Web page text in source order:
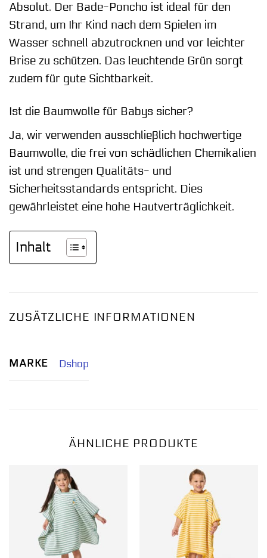
Absolut. Der Bade-Poncho ist ideal für den
Strand, um Ihr Kind nach dem Spielen im
Wasser schnell abzutrocknen und vor leichter
Brise zu schützen. Das leuchtende Grün sorgt
zudem für gute Sichtbarkeit.
Ist die Baumwolle für Babys sicher?
Ja, wir verwenden ausschließlich hochwertige
Baumwolle, die frei von schädlichen Chemikalien
ist und strengen Qualitäts- und
Sicherheitsstandards entspricht. Dies
gewährleistet eine hohe Hautverträglichkeit.
Inhalt
ZUSÄTZLICHE INFORMATIONEN
MARKE Dshop
ÄHNLICHE PRODUKTE